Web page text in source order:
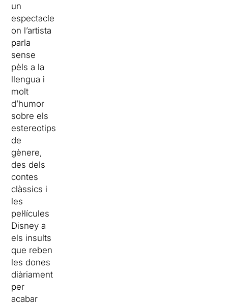
un
espectacle
on l’artista
parla
sense
pèls a la
llengua i
molt
d’humor
sobre els
estereotips
de
gènere,
des dels
contes
clàssics i
les
pel·lícules
Disney a
els insults
que reben
les dones
diàriament
per
acabar